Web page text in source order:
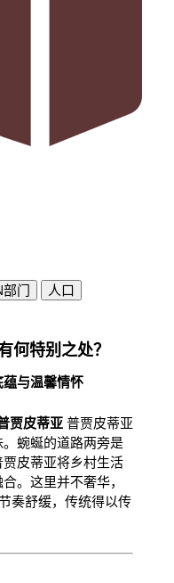
部门
人口
何特别之处？
与温馨情怀
贾皮蒂亚 普贾皮蒂亚
蜿蜒的道路两旁是
皮蒂亚将乡村生活
。这里并不奢华，
奏舒缓，传统得以传